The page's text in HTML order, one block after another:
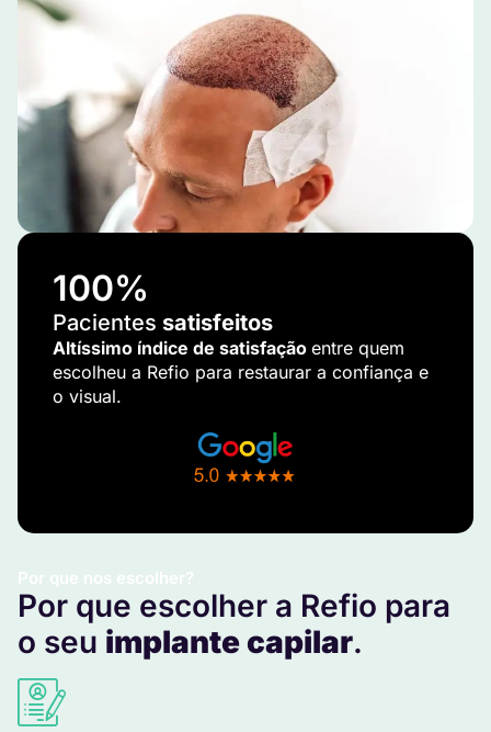
Por que nos escolher?
Por que escolher a Refio para
o seu implante capilar.
100%
Pacientes satisfeitos
Altíssimo índice de satisfação entre quem
escolheu a Refio para restaurar a confiança e
o visual.